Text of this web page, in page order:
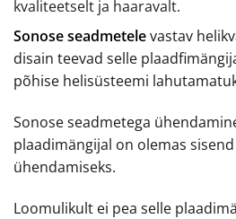
kvaliteetselt ja haaravalt.
Sonose seadmetelevastav
disain teevad selle
põhise helisüsteemi
Sonose seadmetega
plaadimängijal on olemas
ühendamiseks.
Loomulikult ei pea selle